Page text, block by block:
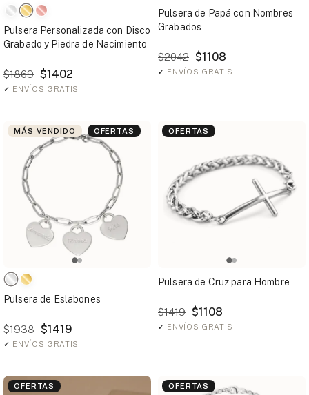
Pulsera Personalizada con Disco
Grabado y Piedra de Nacimiento
$1869 $1402
✓ ENVÍOS GRATIS
Pulsera de Papá con Nombres
Grabados
$2042 $1108
✓ ENVÍOS GRATIS
MÁS VENDIDO OFERTAS
Pulsera de Eslabones
$1938 $1419
✓ ENVÍOS GRATIS
OFERTAS
Pulsera de Cruz para Hombre
$1419 $1108
✓ ENVÍOS GRATIS
OFERTAS OFERTAS